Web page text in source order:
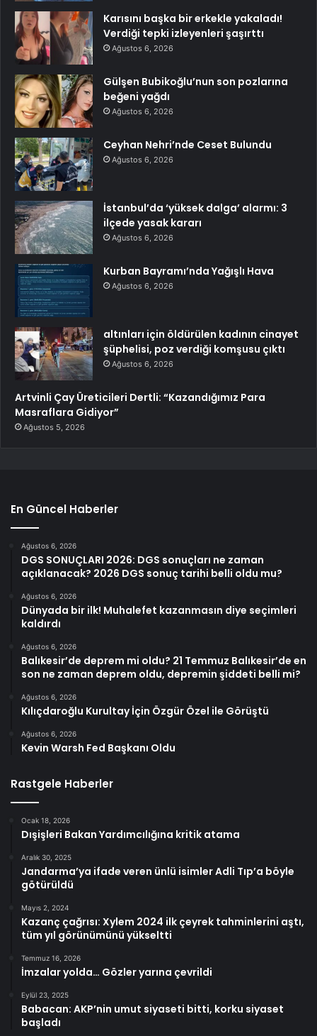
Karısını başka bir erkekle yakaladı!
Verdiği tepki izleyenleri şaşırttı
Ağustos 6, 2026
Gülşen Bubikoğlu’nun son pozlarına
beğeni yağdı
Ağustos 6, 2026
Ceyhan Nehri’nde Ceset Bulundu
Ağustos 6, 2026
İstanbul’da ‘yüksek dalga’ alarmı: 3
ilçede yasak kararı
Ağustos 6, 2026
Kurban Bayramı’nda Yağışlı Hava
Ağustos 6, 2026
altınları için öldürülen kadının cinayet
şüphelisi, poz verdiği komşusu çıktı
Ağustos 6, 2026
Artvinli Çay Üreticileri Dertli: “Kazandığımız Para
Masraflara Gidiyor”
Ağustos 5, 2026
En Güncel Haberler
Ağustos 6, 2026
DGS SONUÇLARI 2026: DGS sonuçları ne zaman
açıklanacak? 2026 DGS sonuç tarihi belli oldu mu?
Ağustos 6, 2026
Dünyada bir ilk! Muhalefet kazanmasın diye seçimleri
kaldırdı
Ağustos 6, 2026
Balıkesir’de deprem mi oldu? 21 Temmuz Balıkesir’de en
son ne zaman deprem oldu, depremin şiddeti belli mi?
Ağustos 6, 2026
Kılıçdaroğlu Kurultay İçin Özgür Özel ile Görüştü
Ağustos 6, 2026
Kevin Warsh Fed Başkanı Oldu
Rastgele Haberler
Ocak 18, 2026
Dışişleri Bakan Yardımcılığına kritik atama
Aralık 30, 2025
Jandarma’ya ifade veren ünlü isimler Adli Tıp’a böyle
götürüldü
Mayıs 2, 2024
Kazanç çağrısı: Xylem 2024 ilk çeyrek tahminlerini aştı,
tüm yıl görünümünü yükseltti
Temmuz 16, 2026
İmzalar yolda… Gözler yarına çevrildi
Eylül 23, 2025
Babacan: AKP’nin umut siyaseti bitti, korku siyaset
başladı